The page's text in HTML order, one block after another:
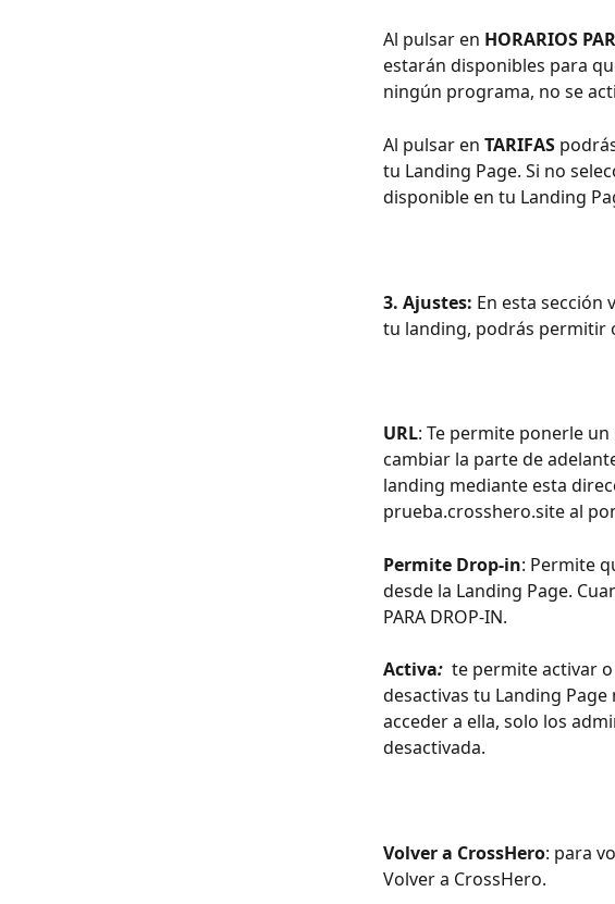
Al pulsar en HORARIOS
estarán disponibles para
ningún programa, no se
Al pulsar en TARIFAS
tu Landing Page. Si no
disponible en tu Landing
3. Ajustes: En esta sección
tu landing, podrás permitir
URL: Te permite ponerle
cambiar la parte de
landing mediante esta
prueba.crosshero.site al
Permite Drop-in: Permite
desde la Landing Page.
PARA DROP-IN.
Activa: te permite activar
desactivas tu Landing
acceder a ella, solo los
desactivada.
Volver a CrossHero: para
Volver a CrossHero.